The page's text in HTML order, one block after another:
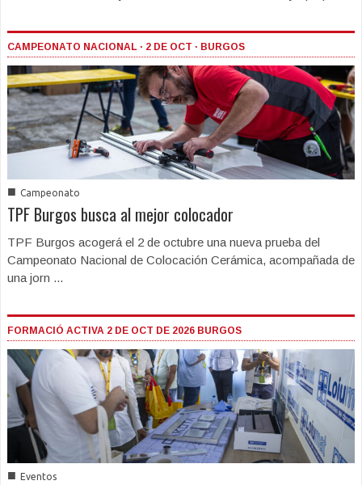
CAMPEONATO NACIONAL · 2 DE OCT · BURGOS
■ Campeonato
TPF Burgos busca al mejor colocador
TPF Burgos acogerá el 2 de octubre una nueva prueba del
Campeonato Nacional de Colocación Cerámica, acompañada de
una jorn ...
FORMACIÓ ACTIVA 2 DE OCT DE 2026 BURGOS
■ Eventos